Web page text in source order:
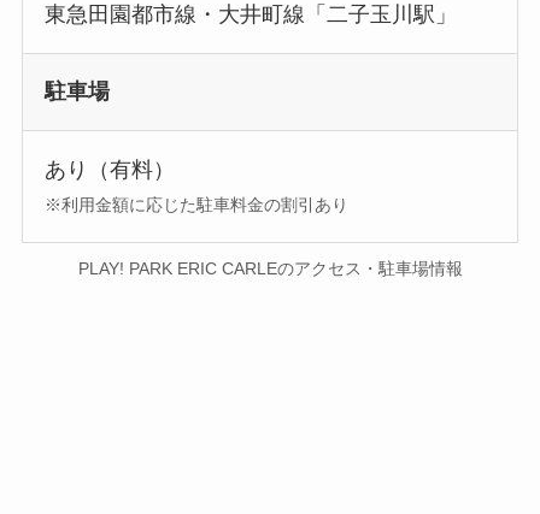
東急田園都市線・大井町線「二子玉川駅」
駐車場
あり（有料）
※利用金額に応じた駐車料金の割引あり
PLAY! PARK ERIC CARLEのアクセス・駐車場情報